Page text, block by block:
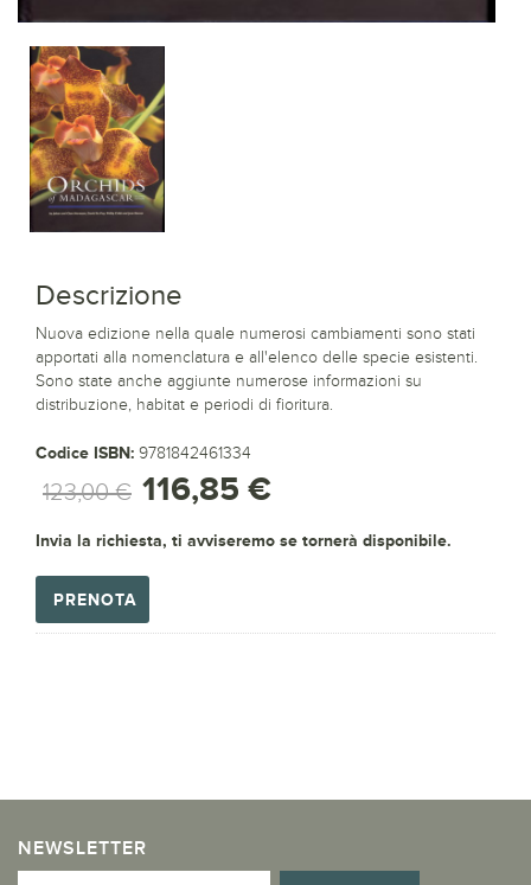
Descrizione
Nuova edizione nella quale numerosi cambiamenti sono stati
apportati alla nomenclatura e all'elenco delle specie esistenti.
Sono state anche aggiunte numerose informazioni su
distribuzione, habitat e periodi di fioritura.
Codice ISBN: 9781842461334
123,00 € 116,85 €
Invia la richiesta, ti avviseremo se tornerà disponibile.
PRENOTA
NEWSLETTER